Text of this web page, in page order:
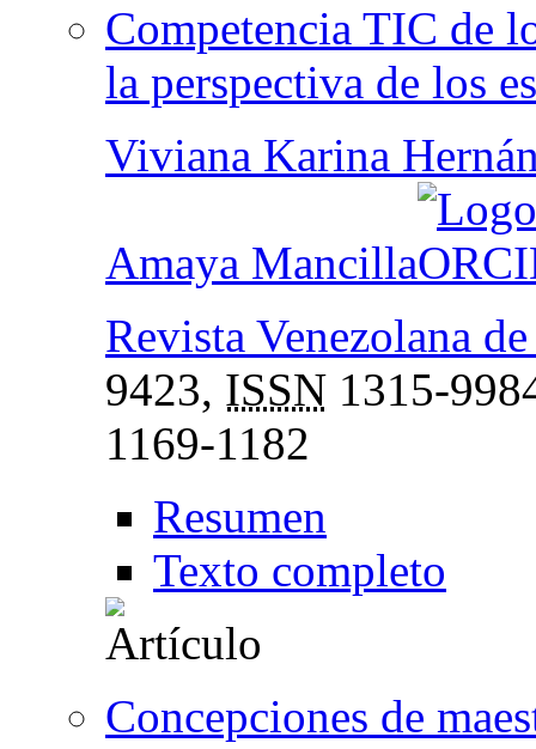
Competencia TIC de
la perspectiva de los
Viviana Karina
Amaya Mancilla
Revista Venezolana
9423, ISSN 1315-
1169-1182
Resumen
Texto completo
Concepciones de